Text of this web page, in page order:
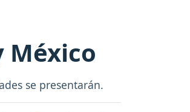
México
se presentarán.